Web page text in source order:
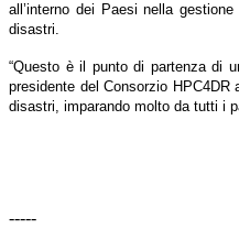
all’interno dei Paesi nella
disastri.
“Questo è il punto di partenza di
presidente del Consorzio
disastri, imparando molto da tutti i
-----